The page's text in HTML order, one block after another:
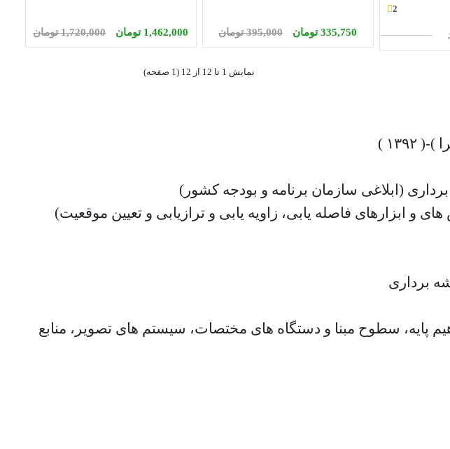
2
335,750 تومان 395,000 تومان 1,462,000 تومان 1,720,000 تومان
نمايش 1 تا 12 از 12 (1 صفحه)
)
(ابلاغی سازمان برنامه و بودجه کشور)
و ابزارهای فاصله یابی، زاویه یابی و ترازیابی و تعیین موقعیت)
برداری
پایه، سطوح مبنا و دستگاه های مختصات، سیستم های تصویر، منابع